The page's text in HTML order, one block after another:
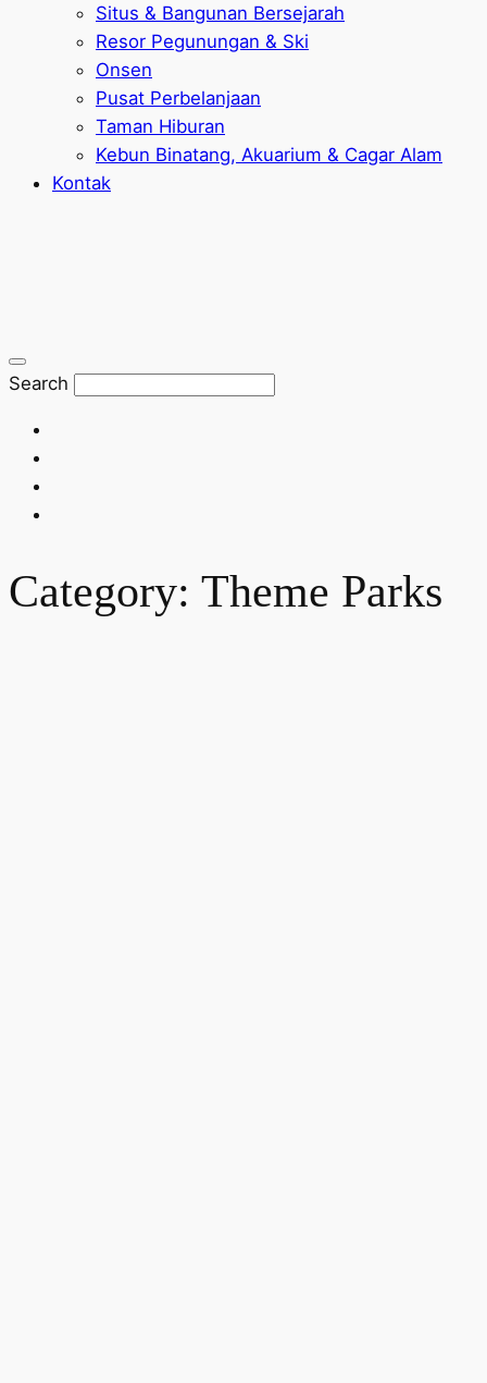
Situs & Bangunan Bersejarah
Resor Pegunungan & Ski
Onsen
Pusat Perbelanjaan
Taman Hiburan
Kebun Binatang, Akuarium & Cagar Alam
Kontak
Search
Category: Theme Parks